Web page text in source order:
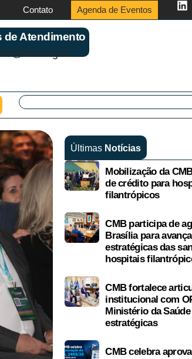
Contato Agenda de Eventos
de Atendimento
Últimas Notícias
Mobilização da
de crédito para
filantrópicos
CMB participa de
Brasília para
estratégicas das
hospitais
CMB fortalece
institucional com
Ministério da
estratégicas
CMB celebra